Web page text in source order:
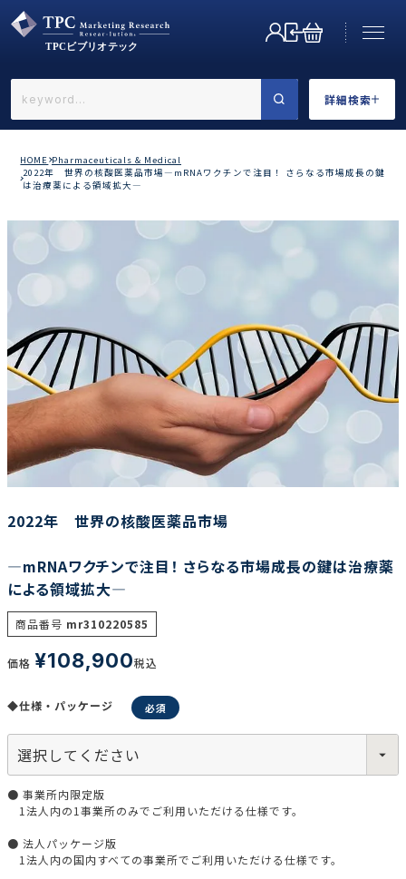
詳細検索
←戻る
業界で選ぶ
カテゴリで選ぶ
調査の種類で選ぶ
HOME Pharmaceuticals & Medical
2022年 世界の核酸医薬品市場―mRNAワクチンで注目！ さらなる市場成長の鍵
は治療薬による領域拡大―
2022年 世界の核酸医薬品市場
―mRNAワクチンで注目！ さらなる市場成長の鍵は治療薬
による領域拡大―
商品番号 mr310220585
価格 ¥108,900税込
◆仕様・パッケージ
● 事業所内限定版
1法人内の1事業所のみでご利用いただける仕様です。
● 法人パッケージ版
1法人内の国内すべての事業所でご利用いただける仕様です。